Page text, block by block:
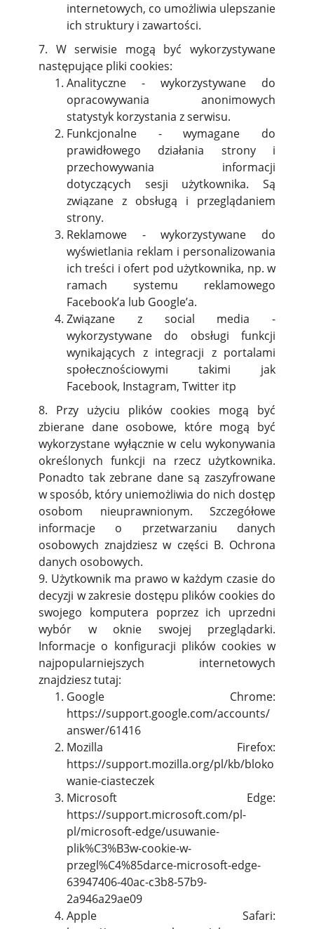
internetowych, co umożliwia ulepszanie
ich struktury i zawartości.
7. W serwisie mogą być wykorzystywane
następujące pliki cookies:
Analityczne - wykorzystywane do
opracowywania anonimowych
statystyk korzystania z serwisu.
Funkcjonalne - wymagane do
prawidłowego działania strony i
przechowywania informacji
dotyczących sesji użytkownika. Są
związane z obsługą i przeglądaniem
strony.
Reklamowe - wykorzystywane do
wyświetlania reklam i personalizowania
ich treści i ofert pod użytkownika, np. w
ramach systemu reklamowego
Facebook’a lub Google’a.
Związane z social media -
wykorzystywane do obsługi funkcji
wynikających z integracji z portalami
społecznościowymi takimi jak
Facebook, Instagram, Twitter itp
8. Przy użyciu plików cookies mogą być
zbierane dane osobowe, które mogą być
wykorzystane wyłącznie w celu wykonywania
określonych funkcji na rzecz użytkownika.
Ponadto tak zebrane dane są zaszyfrowane
w sposób, który uniemożliwia do nich dostęp
osobom nieuprawnionym. Szczegółowe
informacje o przetwarzaniu danych
osobowych znajdziesz w części B. Ochrona
danych osobowych.
9. Użytkownik ma prawo w każdym czasie do
decyzji w zakresie dostępu plików cookies do
swojego komputera poprzez ich uprzedni
wybór w oknie swojej przeglądarki.
Informacje o konfiguracji plików cookies w
najpopularniejszych internetowych
znajdziesz tutaj:
Google Chrome:
https://support.google.com/accounts/
answer/61416
Mozilla Firefox:
https://support.mozilla.org/pl/kb/bloko
wanie-ciasteczek
Microsoft Edge:
https://support.microsoft.com/pl-
pl/microsoft-edge/usuwanie-
plik%C3%B3w-cookie-w-
przegl%C4%85darce-microsoft-edge-
63947406-40ac-c3b8-57b9-
2a946a29ae09
Apple Safari: